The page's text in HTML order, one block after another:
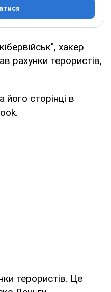
хакер
рахунки терористів,
його сторінці в
терористів. Це